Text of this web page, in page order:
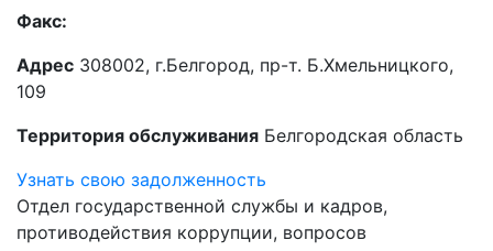
Факс:
Адрес 308002, г.Белгород, пр-т. Б.Хмельницкого,
109
Территория обслуживания Белгородская область
Узнать свою задолженность
Отдел государственной службы и кадров,
противодействия коррупции, вопросов